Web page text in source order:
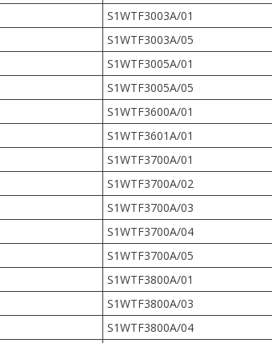
S1WTF3003A/01
S1WTF3003A/05
S1WTF3005A/01
S1WTF3005A/05
S1WTF3600A/01
S1WTF3601A/01
S1WTF3700A/01
S1WTF3700A/02
S1WTF3700A/03
S1WTF3700A/04
S1WTF3700A/05
S1WTF3800A/01
S1WTF3800A/03
S1WTF3800A/04